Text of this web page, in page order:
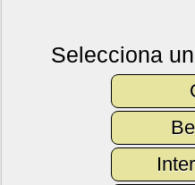
Selecciona